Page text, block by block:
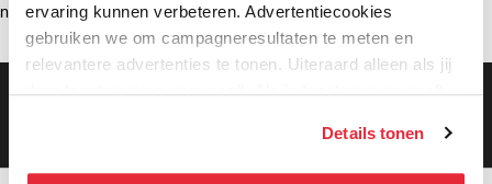
ervaring kunnen verbeteren. Advertentiecookies
gebruiken we om campagneresultaten te meten en
relevantere advertenties te tonen. Uiteraard alleen als jij
daar toestemming voor geeft. Als je toestemming geeft,
kunnen deze gegevens combineren met informatie die zij
hebben verzameld via het gebruik van hun diensten. Je
Details tonen
netwerkrecorder (2)
Gratis bezorging vanaf €99,-